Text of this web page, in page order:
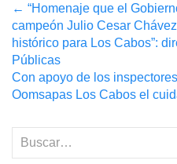
Post
navigation
← “Homenaje que el
campeón Julio Cesar
histórico para Los Cabos”:
Públicas
Con apoyo de los
Oomsapas Los Cabos el